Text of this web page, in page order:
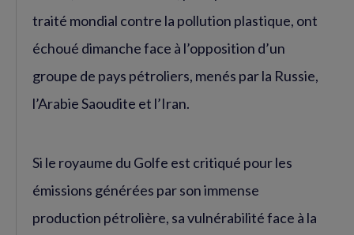
traité mondial contre la pollution plastique, ont
échoué dimanche face à l’opposition d’un
groupe de pays pétroliers, menés par la Russie,
l’Arabie Saoudite et l’Iran.
Si le royaume du Golfe est critiqué pour les
émissions générées par son immense
production pétrolière, sa vulnérabilité face à la